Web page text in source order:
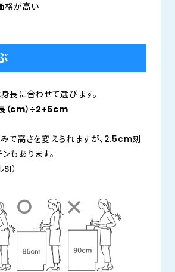
格が高い
長に合わせて選びます。
（cm）÷2+5cm
で高さを変えられますが、2.5cm刻
もあります。
）